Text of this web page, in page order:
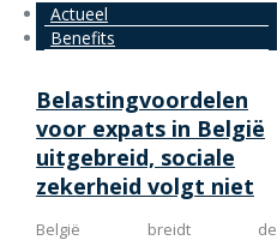
Actueel
Benefits
Belastingvoordelen
voor expats in België
uitgebreid, sociale
zekerheid volgt niet
België breidt de